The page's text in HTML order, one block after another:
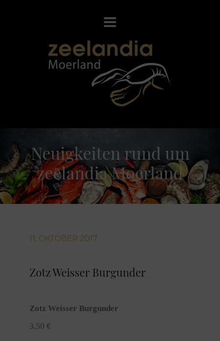
Neuigkeiten rund um
zeelandia Moerland
11. OKTOBER 2017
Zotz Weisser Burgunder
Zotz Weisser Burgunder
3,50 €